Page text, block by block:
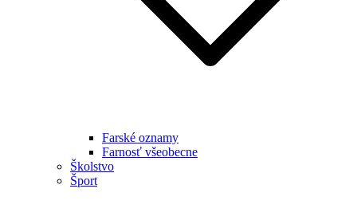
Farské oznamy
Farnosť všeobecne
Školstvo
Šport